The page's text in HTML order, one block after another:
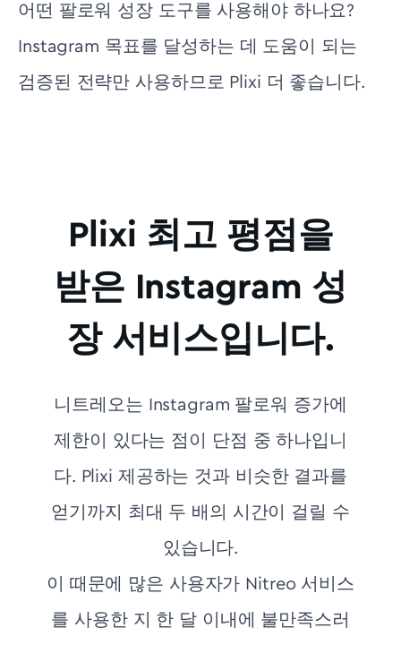
어떤 팔로워 성장 도구를 사용해야 하나요?
Instagram 목표를 달성하는 데 도움이 되는
검증된 전략만 사용하므로 Plixi 더 좋습니다.
Plixi 최고 평점을
받은 Instagram 성
장 서비스입니다.
니트레오는 Instagram 팔로워 증가에
제한이 있다는 점이 단점 중 하나입니
다. Plixi 제공하는 것과 비슷한 결과를
얻기까지 최대 두 배의 시간이 걸릴 수
있습니다.
이 때문에 많은 사용자가 Nitreo 서비스
를 사용한 지 한 달 이내에 불만족스러